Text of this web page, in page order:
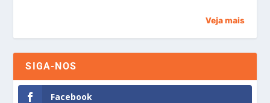
Veja mais
SIGA-NOS
Facebook